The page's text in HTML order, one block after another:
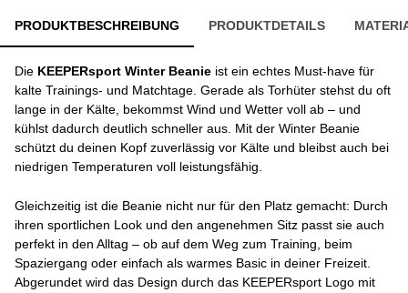
PRODUKTBESCHREIBUNG PRODUKTDETAILS
Die KEEPERsport Winter Beanie ist ein echtes Must-have für
kalte Trainings- und Matchtage. Gerade als Torhüter stehst du oft
lange in der Kälte, bekommst Wind und Wetter voll ab – und
kühlst dadurch deutlich schneller aus. Mit der Winter Beanie
schützt du deinen Kopf zuverlässig vor Kälte und bleibst auch bei
niedrigen Temperaturen voll leistungsfähig.
Gleichzeitig ist die Beanie nicht nur für den Platz gemacht: Durch
ihren sportlichen Look und den angenehmen Sitz passt sie auch
perfekt in den Alltag – ob auf dem Weg zum Training, beim
Spaziergang oder einfach als warmes Basic in deiner Freizeit.
Abgerundet wird das Design durch das KEEPERsport Logo mit